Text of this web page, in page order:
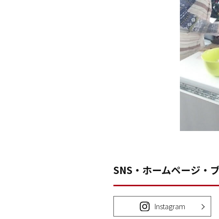
SNS・ホームページ・
Instagram